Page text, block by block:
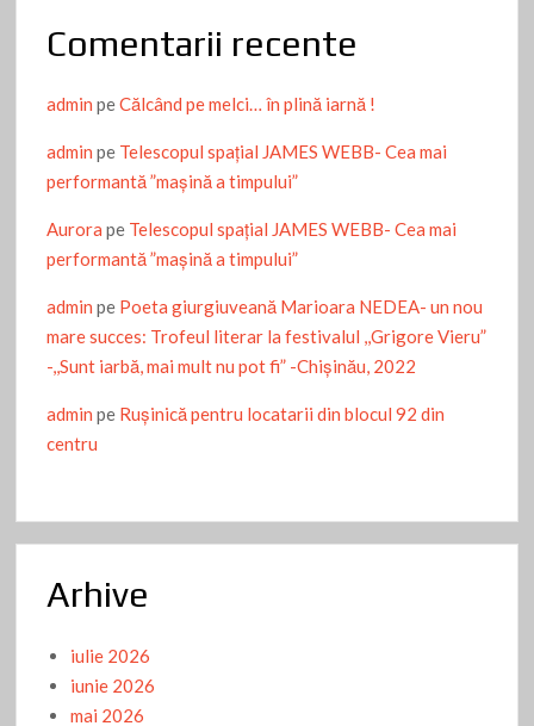
Comentarii recente
admin peCălcând pe melci… în plină iarnă !
admin pe Telescopul spațial JAMES WEBB- Cea mai
performantă ”mașină a timpului”
Aurora pe Telescopul spațial JAMES WEBB- Cea mai
performantă ”mașină a timpului”
admin pe Poeta giurgiuveană Marioara NEDEA- un nou
mare succes: Trofeul literar la festivalul ,,Grigore Vieru”
-,,Sunt iarbă, mai mult nu pot fi” -Chişinău, 2022
admin pe Ruşinică pentru locatarii din blocul 92 din
centru
Arhive
iulie 2026
iunie 2026
mai 2026